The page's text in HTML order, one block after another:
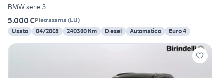
BMW serie 3
5.000 €Pietrasanta (LU)
Usato
04/2008 240300 Km Diesel Automatico Euro 4